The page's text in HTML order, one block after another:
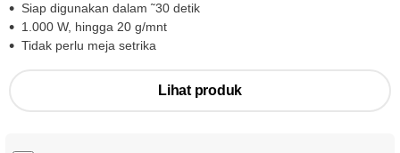
Siap digunakan dalam ˜30 detik
1.000 W, hingga 20 g/mnt
Tidak perlu meja setrika
Lihat produk